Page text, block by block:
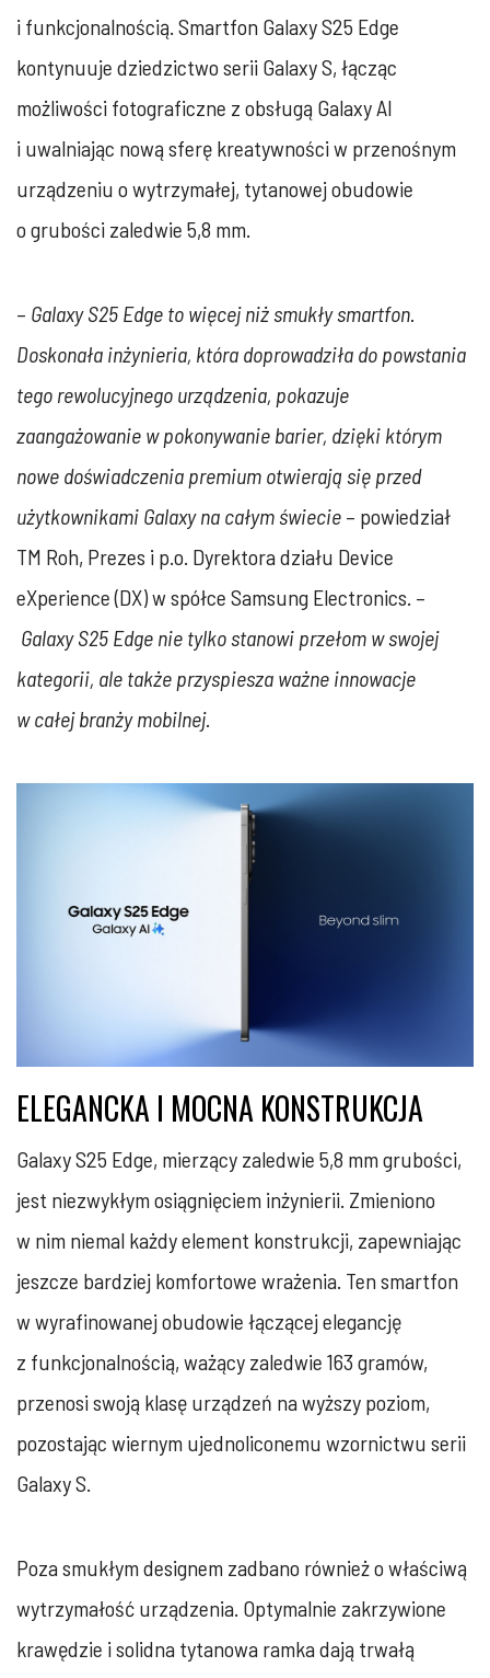
i funkcjonalnością. Smartfon Galaxy S25 Edge
kontynuuje dziedzictwo serii Galaxy S, łącząc
możliwości fotograficzne z obsługą Galaxy AI
i uwalniając nową sferę kreatywności w przenośnym
urządzeniu o wytrzymałej, tytanowej obudowie
o grubości zaledwie 5,8 mm.
– Galaxy S25 Edge to więcej niż smukły smartfon.
Doskonała inżynieria, która doprowadziła do powstania
tego rewolucyjnego urządzenia, pokazuje
zaangażowanie w pokonywanie barier, dzięki którym
nowe doświadczenia premium otwierają się przed
użytkownikami Galaxy na całym świecie – powiedział
TM Roh, Prezes i p.o. Dyrektora działu Device
eXperience (DX) w spółce Samsung Electronics. –
Galaxy S25 Edge nie tylko stanowi przełom w swojej
kategorii, ale także przyspiesza ważne innowacje
w całej branży mobilnej.
ELEGANCKA I MOCNA KONSTRUKCJA
Galaxy S25 Edge, mierzący zaledwie 5,8 mm grubości,
jest niezwykłym osiągnięciem inżynierii. Zmieniono
w nim niemal każdy element konstrukcji, zapewniając
jeszcze bardziej komfortowe wrażenia. Ten smartfon
w wyrafinowanej obudowie łączącej elegancję
z funkcjonalnością, ważący zaledwie 163 gramów,
przenosi swoją klasę urządzeń na wyższy poziom,
pozostając wiernym ujednoliconemu wzornictwu serii
Galaxy S.
Poza smukłym designem zadbano również o właściwą
wytrzymałość urządzenia. Optymalnie zakrzywione
krawędzie i solidna tytanowa ramka dają trwałą